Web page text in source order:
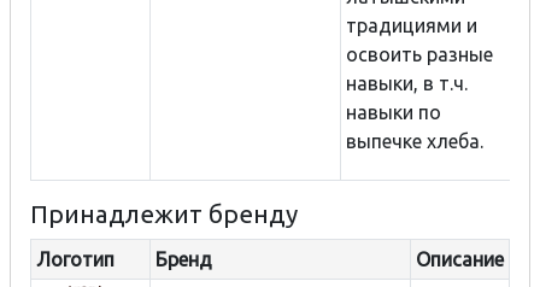
традициями и
освоить разные
навыки, в т.ч.
навыки по
выпечке хлеба.
Принадлежит бренду
Логотип Бренд
Описание